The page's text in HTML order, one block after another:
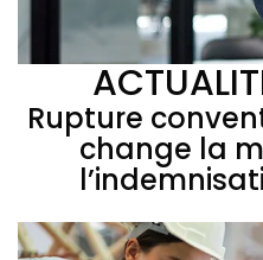
Rupture
change la